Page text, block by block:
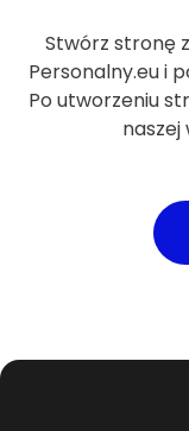
Stwórz stronę
Personalny.eu i
Po utworzeniu